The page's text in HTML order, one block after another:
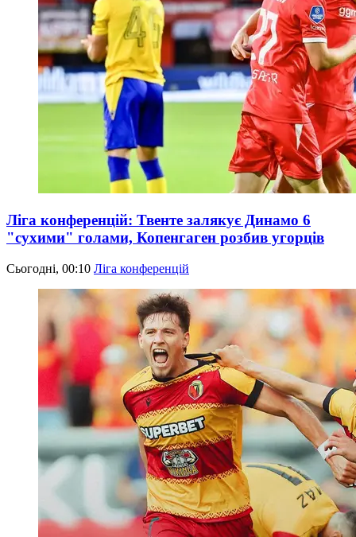
Ліга конференцій: Твенте залякує Динамо 6
"сухими" голами, Копенгаген розбив угорців
Сьогодні, 00:10 Ліга конференцій